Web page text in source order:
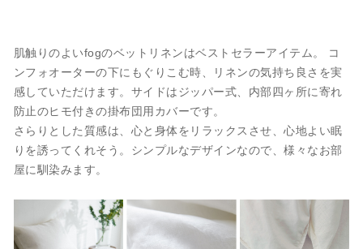
肌触りのよいfogのベットリネンはベストセラーアイテム。 コ
ンフォオーターの下にもぐりこむ時、リネンの気持ち良さを実
感していただけます。サイドはジッパー式、内部四ヶ所に寄れ
防止のヒモ付きの掛布団用カバーです。
さらりとした質感は、心と身体をリラックスさせ、心地よい眠
りを誘ってくれそう。シンプルなデザインなので、様々なお部
屋に馴染みます。